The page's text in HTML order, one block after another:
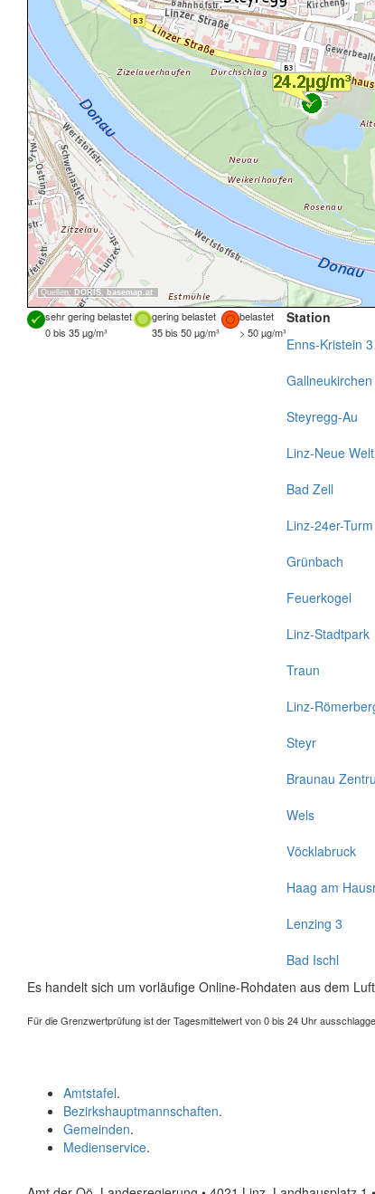
Quellen: DORIS, basemap.at
sehr gering belastet gering belastet
belastet
0 bis 35 µg/m³
35 bis 50 µg/m³ > 50 µg/m³
Station
Enns-Kristein 3
Gallneukirchen
Steyregg-Au
Linz-Neue Welt
Bad Zell
Linz-24er-Turm
Grünbach
Feuerkogel
Linz-Stadtpark
Traun
Linz-
Steyr
Braunau
Wels
Vöcklabruck
Haag am
Lenzing 3
Bad Ischl
Es handelt sich um vorläufige Online-Rohdaten aus dem
Für die Grenzwertprüfung ist der Tagesmittelwert von 0 bis 24 Uhr
Amtstafel.
Bezirkshauptmannschaften.
Gemeinden.
Medienservice.